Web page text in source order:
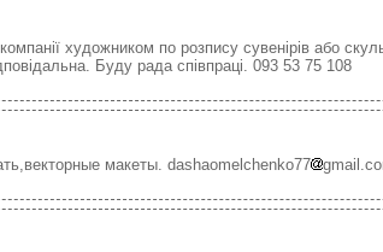
художником по розпису сувенірів або
Буду рада співпраці. 093 53 75 108
макеты. dashaomelchenko77